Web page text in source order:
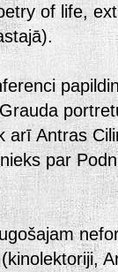
of life,
Antras
par